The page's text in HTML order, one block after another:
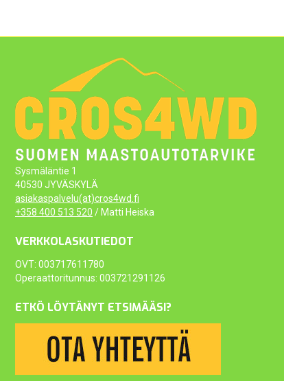
Sysmäläntie 1
40530 JYVÄSKYLÄ
asiakaspalvelu(at)cros4wd.fi
+358 400 513 520 / Matti Heiska
VERKKOLASKUTIEDOT
OVT: 003717611780
Operaattoritunnus: 003721291126
ETKÖ LÖYTÄNYT ETSIMÄÄSI?